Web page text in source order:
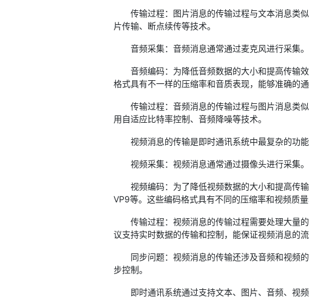
传输过程：图片消息的传输过程与文本消息类似
片传输、断点续传等技术。
音频采集：音频消息通常通过麦克风进行采集。
音频编码：为降低音频数据的大小和提高传输效
格式具有不一样的压缩率和音质表现，能够准确的通
传输过程：音频消息的传输过程与图片消息类似
用自适应比特率控制、音频降噪等技术。
视频消息的传输是即时通讯系统中最复杂的功能
视频采集：视频消息通常通过摄像头进行采集。
视频编码：为了降低视频数据的大小和提高传输
VP9等。这些编码格式具有不同的压缩率和视频质
传输过程：视频消息的传输过程需要处理大量的
议支持实时数据的传输和控制，能保证视频消息的流
同步问题：视频消息的传输还涉及音频和视频的
步控制。
即时通讯系统通过支持文本、图片、音频、视频